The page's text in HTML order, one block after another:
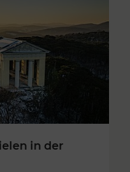
in der